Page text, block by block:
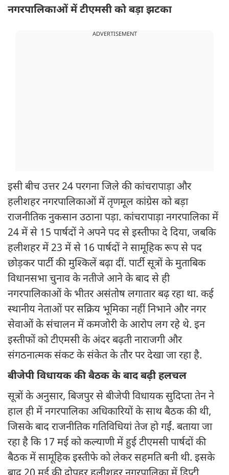
नगरपालिकाओं में टीएमसी को बड़ा झटका
ADVERTISEMENT
इसी बीच उत्तर 24 परगना जिले की कांचरापाड़ा और
हलीशहर नगरपालिकाओं में तृणमूल कांग्रेस को बड़ा
राजनीतिक नुकसान उठाना पड़ा. कांचरापाड़ा नगरपालिका में
24 में से 15 पार्षदों ने अपने पद से इस्तीफा दे दिया, जबकि
हलीशहर में 23 में से 16 पार्षदों ने सामूहिक रूप से पद
छोड़कर पार्टी की मुश्किलें बढ़ा दीं. पार्टी सूत्रों के मुताबिक
विधानसभा चुनाव के नतीजे आने के बाद से ही
नगरपालिकाओं के भीतर असंतोष लगातार बढ़ रहा था. कई
स्थानीय नेताओं पर सक्रिय भूमिका नहीं निभाने और नगर
सेवाओं के संचालन में कमजोरी के आरोप लग रहे थे. इन
इस्तीफों को टीएमसी के अंदर बढ़ती नाराजगी और
संगठनात्मक संकट के संकेत के तौर पर देखा जा रहा है.
बीजेपी विधायक की बैठक के बाद बढ़ी हलचल
सूत्रों के अनुसार, बिजपुर से बीजेपी विधायक सुदिप्ता तेन ने
हाल ही में नगरपालिका अधिकारियों के साथ बैठक की थी,
जिसके बाद राजनीतिक गतिविधियां तेज हो गईं. बताया जा
रहा है कि 17 मई को कल्याणी में हुई टीएमसी पार्षदों की
बैठक में सामूहिक इस्तीफे को लेकर सहमति बनी थी. इसके